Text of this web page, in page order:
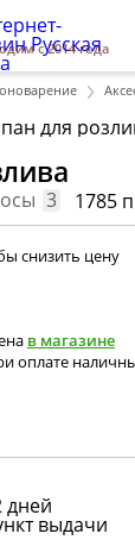
с 2014 года
3 1785
снизить цену
в магазине
оплате
дней
выдачи